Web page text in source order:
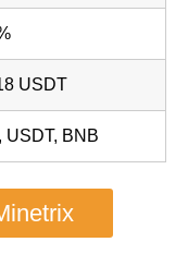
USDT
USDT, BNB